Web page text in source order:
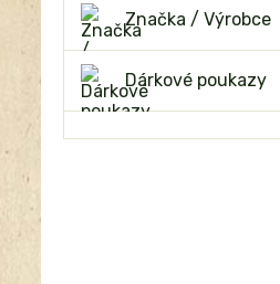
Značka / Výrobce
Dárkové poukazy